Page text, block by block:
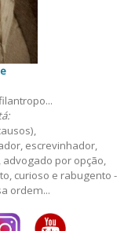
escrevinhador,
por opção,
curioso e rabugento -
ordem...